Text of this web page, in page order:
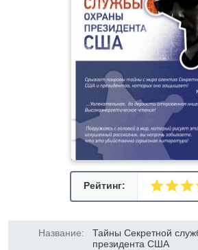
Рейтинг:
Название:
Тайны Секретной
президента США